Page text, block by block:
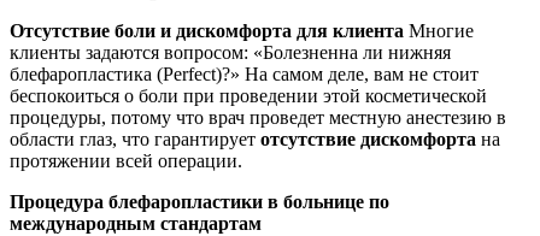
Отсутствие боли и дискомфорта для клиента Многие
клиенты задаются вопросом: «Болезненна ли нижняя
блефаропластика (Perfect)?» На самом деле, вам не стоит
беспокоиться о боли при проведении этой косметической
процедуры, потому что врач проведет местную анестезию в
области глаз, что гарантирует отсутствие дискомфорта на
протяжении всей операции.
Процедура блефаропластики в больнице по
международным стандартам